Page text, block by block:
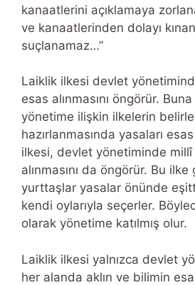
kanaatlerini açıklamaya
ve kanaatlerinden dolayı
suçlanamaz…”
Laiklik ilkesi devlet
esas alınmasını öngörür.
yönetime ilişkin ilkelerin
hazırlanmasında yasaları
ilkesi, devlet yönetiminde
alınmasını da öngörür. Bu
yurttaşlar yasalar önünde
kendi oylarıyla seçerler.
olarak yönetime katılmış olur.
Laiklik ilkesi yalnızca devlet
her alanda aklın ve bilimin